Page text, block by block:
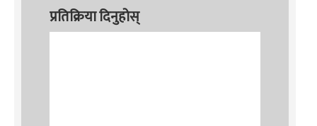
प्रतिक्रिया दिनुहोस्